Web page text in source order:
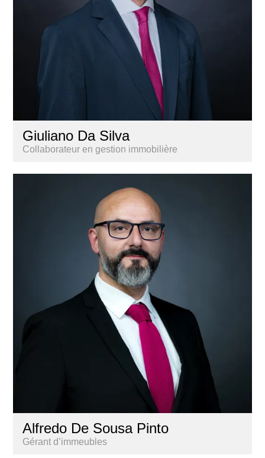
Giuliano Da Silva
Collaborateur en gestion immobilière
Alfredo De Sousa Pinto
Gérant d’immeubles